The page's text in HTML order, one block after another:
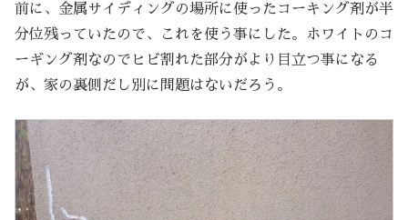
前に、金属サイディングの場所に使ったコーキング剤が半
分位残っていたので、これを使う事にした。ホワイトのコ
ーギング剤なのでヒビ割れた部分がより目立つ事になる
が、家の裏側だし別に問題はないだろう。